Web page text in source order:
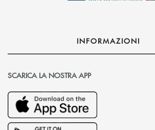
INFORMAZIONI
SCARICA LA NOSTRA APP